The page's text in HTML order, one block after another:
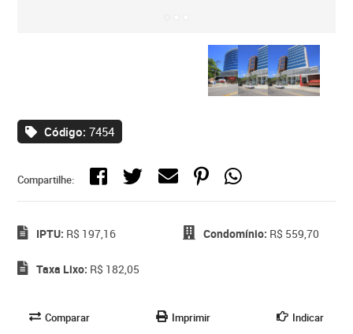
Código: 7454
Compartilhe:
IPTU: R$ 197,16
Taxa Lixo: R$ 182,05
Condomínio: R$ 559,70
Comparar Imprimir Indicar